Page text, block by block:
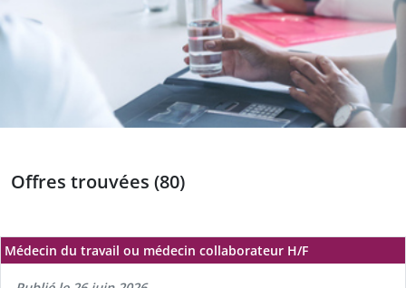
Offres trouvées (80)
Médecin du travail ou médecin collaborateur H/F